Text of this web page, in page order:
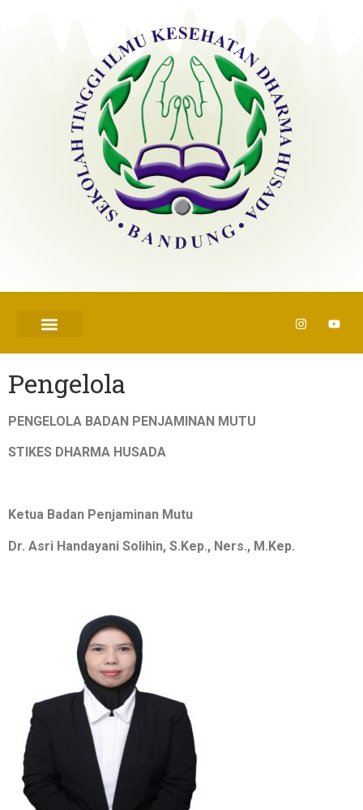
Pengelola
PENGELOLA BADAN PENJAMINAN MUTU
STIKES DHARMA HUSADA
Ketua Badan Penjaminan Mutu
Dr. Asri Handayani Solihin, S.Kep., Ners., M.Kep.